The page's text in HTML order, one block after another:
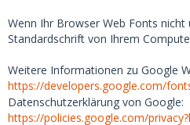
Wenn Ihr Browser Web Fonts
Standardschrift von Ihrem
Weitere Informationen zu Google
https://developers.google.com/
Datenschutzerklärung von Google:
https://policies.google.com/